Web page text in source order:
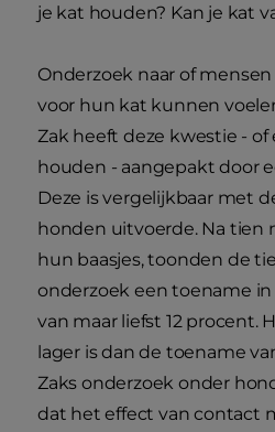
je kat houden? Kan je kat
Onderzoek naar of
voor hun kat kunnen
Zak heeft deze kwestie - of
houden - aangepakt door
Deze is vergelijkbaar met
honden uitvoerde. Na tien
hun baasjes, toonden de
onderzoek een toename
van maar liefst 12 procent.
lager is dan de toename
Zaks onderzoek onder
dat het effect van contact